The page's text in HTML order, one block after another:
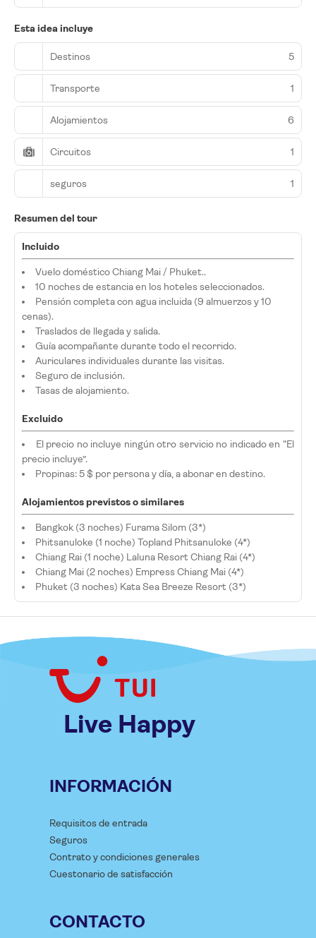
Esta idea incluye
Destinos 5
Transporte 1
Alojamientos 6
Circuitos 1
seguros 1
Resumen del tour
Incluido
Vuelo doméstico Chiang Mai / Phuket..
10 noches de estancia en los hoteles seleccionados.
Pensión completa con agua incluida (9 almuerzos y 10
cenas).
Traslados de llegada y salida.
Guía acompañante durante todo el recorrido.
Auriculares individuales durante las visitas.
Seguro de inclusión.
Tasas de alojamiento.
Excluido
El precio no incluye ningún otro servicio no indicado en “El
precio incluye”.
Propinas: 5 $ por persona y día, a abonar en destino.
Alojamientos previstos o similares
Bangkok (3 noches) Furama Silom (3*)
Phitsanuloke (1 noche) Topland Phitsanuloke (4*)
Chiang Rai (1 noche) Laluna Resort Chiang Rai (4*)
Chiang Mai (2 noches) Empress Chiang Mai (4*)
Phuket (3 noches) Kata Sea Breeze Resort (3*)
Live Happy
INFORMACIÓN
Requisitos de entrada
Seguros
Contrato y condiciones generales
Cuestonario de satisfacción
CONTACTO